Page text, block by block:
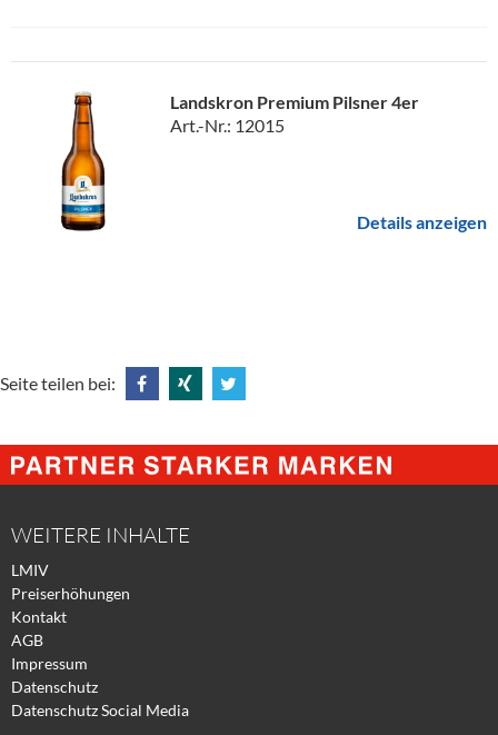
Landskron Premium Pilsner 4er
Art.-Nr.: 12015
Details anzeigen
Seite teilen bei:
@
Facebook
@
Xing
@
Twitter
WEITERE INHALTE
LMIV
Preiserhöhungen
Kontakt
AGB
Impressum
Datenschutz
Datenschutz Social Media